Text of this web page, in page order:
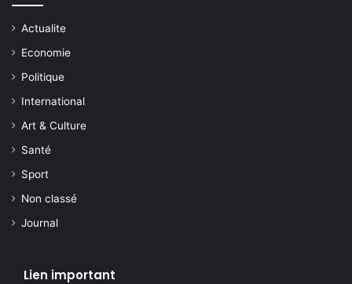
Actualite
Economie
Politique
International
Art & Culture
Santé
Sport
Non classé
Journal
Lien important